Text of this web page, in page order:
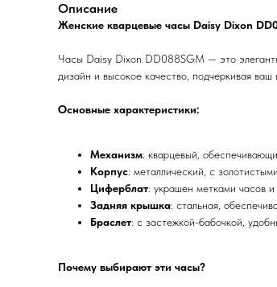
Описание
Женские кварцевые часы Daisy Dixon
Часы Daisy Dixon DD088SGM — это
дизайн и высокое качество, подчеркивая ваш
Основные характеристики:
Механизм: кварцевый,
Корпус: металлический, с
Циферблат: украшен метками часов
Задняя крышка: стальная,
Браслет: с застежкой-бабочкой,
Почему выбирают эти часы?